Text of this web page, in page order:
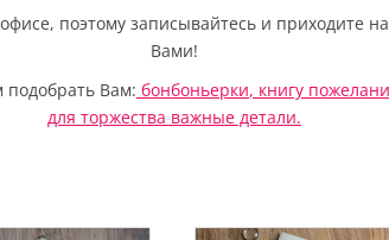
поэтому записывайтесь и приходите
Вами!
Вам: бонбоньерки, книгу
для торжества важные детали.